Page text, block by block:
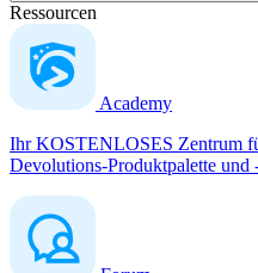
Ressourcen
Academy
Ihr KOSTENLOSES Zentrum
Devolutions-Produktpalette und